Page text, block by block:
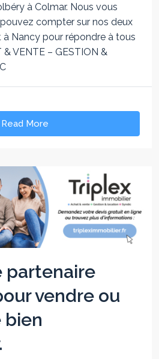
à Colmar. Nous vous
compter sur nos deux
Nancy pour répondre à tous
VENTE – GESTION &
Read More
partenaire
vendre ou
bien